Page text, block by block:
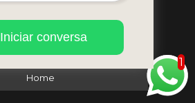
Home
1
Iniciar conversa